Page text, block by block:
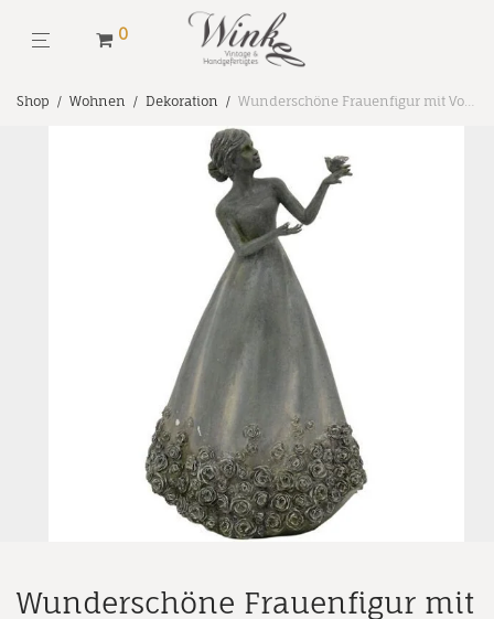
0
Shop / Wohnen / Dekoration / Wunderschöne Frauenfigur mit Vogel aus Polyresin
Wunderschöne Frauenfigur mit